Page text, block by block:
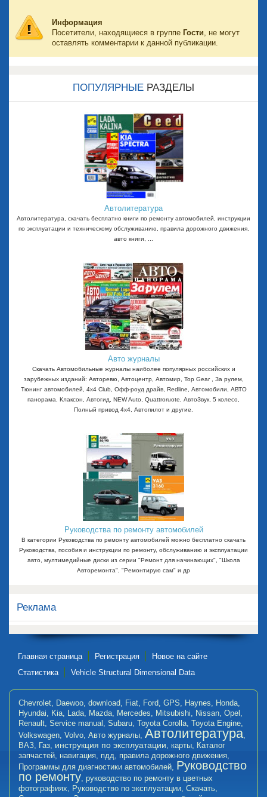
Информация
Посетители, находящиеся в группе Гости, не могут
оставлять комментарии к данной публикации.
ПОПУЛЯРНЫЕ РАЗДЕЛЫ
Автолитература
Автолитература, скачать бесплатно книги по ремонту автомобилей, инструкции
по эксплуатации и техническому обслуживанию, правила дорожного движения,
авто книги, ...
Авто журналы
Скачать Автомобильные журналы наиболее популярных российских и
зарубежных изданий: Авторевю, Автоцентр, Автомир, Top Gear , За рулем,
Тюнинг автомобилей, 4x4 Club, Офф-роуд драйв, Redline, Автомобили, АВТО
панорама, Клаксон, Автогид, NEW Auto, Quattroruote, АвтоЗвук, 5 колесо,
Полный привод 4х4, Автопилот и другие.
Руководства по ремонту автомобилей
В категории Руководства по ремонту автомобилей можно бесплатно скачать
Руководства, пособия и инструкции по ремонту, обслуживанию и эксплуатации
авто, мултимедийные диски из серии "Ремонт для начинающих", "Школа
Авторемонта", "Ремонтирую сам" и др
Реклама
Главная страница Регистрация
Новое на сайте
Статистика
Vehicle Structural Dimensional Data
Chevrolet, Daewoo, download, Fiat, Ford, GPS, Haynes, Honda,
Hyundai, Kia, Lada, Mazda, Mercedes, Mitsubishi, Nissan, Opel ,
Renault, Service manual , Subaru, Toyota Corolla, Toyota Engine,
Volkswagen, Volvo, Авто журналы, Автолитература,
ВАЗ, Газ, инструкция по эксплуатации, карты, Каталог
запчастей, навигация, пдд, правила дорожного движения,
Программы для диагностики автомобилей, Руководство
по ремонту, руководство по ремонту в цветных
фотографиях, Руководство по эксплуатации, Скачать,